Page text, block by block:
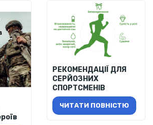
РЕКОМЕНДАЦІЇ ДЛЯ
СЕРЙОЗНИХ
СПОРТСМЕНІВ
ЧИТАТИ ПОВНІСТЮ